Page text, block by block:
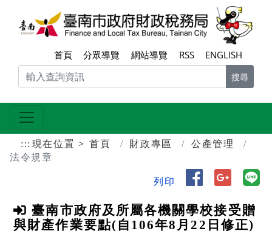
跳到主要內容區塊
首頁 分眾導覽 網站導覽 RSS ENGLISH
搜尋
::: 現在位置 首頁 財政專區
公產管理
法令規章
列印
分享到分享到
臺南市政府及所屬各機關學校接受贈
與財產作業要點(自106年8月22日修正)